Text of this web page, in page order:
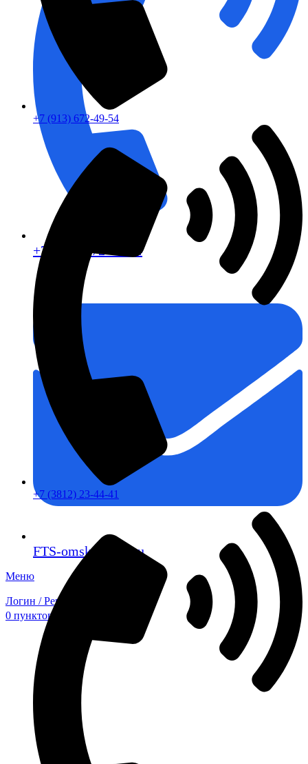
+7 (913) 672-49-54
FTS-omsk@mail.ru
Меню
Логин / Регистрация
0 пунктов
+7 (913) 672-49-54
+7 (3812) 23-44-41